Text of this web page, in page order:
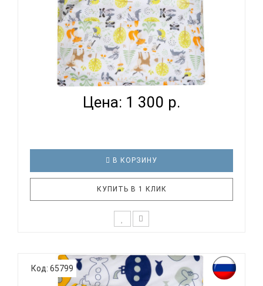
ВОМБАТИК CLASSIC COLLECTION ЛЕСНЫЕ ЗВЕРИ -
ПОДОДЕЯ...
Цена: 1 300 р.
В КОРЗИНУ
КУПИТЬ В 1 КЛИК
родитель подходит очень основательно. Ведь
ребенок большую часть времени проводит в
кровати. И натуральность тканей, нежный и
Код: 65799